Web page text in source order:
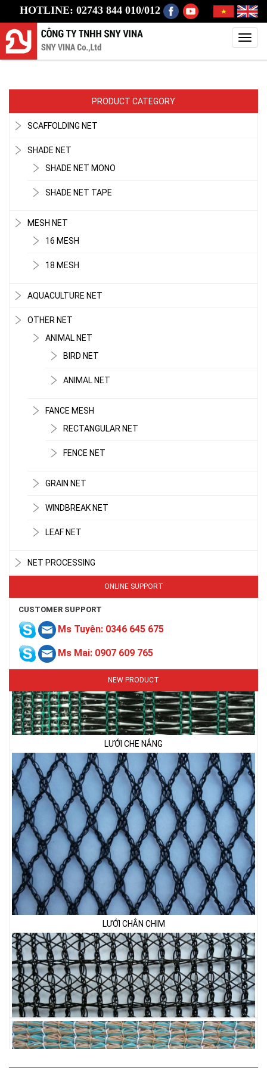
HOTLINE: 02743 844 010/012
PRODUCT CATEGORY
SCAFFOLDING NET
SHADE NET
SHADE NET MONO
SHADE NET TAPE
MESH NET
16 MESH
18 MESH
AQUACULTURE NET
OTHER NET
ANIMAL NET
BIRD NET
ANIMAL NET
FANCE MESH
RECTANGULAR NET
FENCE NET
GRAIN NET
WINDBREAK NET
LEAF NET
NET PROCESSING
ONLINE SUPPORT
CUSTOMER SUPPORT
Ms Tuyên: 0346 645 675
Ms Mai: 0907 609 765
NEW PRODUCT
LƯỚI CHE NẮNG
LƯỚI CHẮN CHIM